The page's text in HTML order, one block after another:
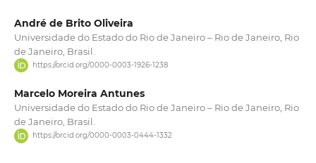
André de Brito Oliveira
Universidade do Estado do Rio de Janeiro – Rio de Janeiro, Rio
de Janeiro, Brasil.
https://orcid.org/0000-0003-1926-1238
Marcelo Moreira Antunes
Universidade do Estado do Rio de Janeiro – Rio de Janeiro, Rio
de Janeiro, Brasil.
https://orcid.org/0000-0003-0444-1332